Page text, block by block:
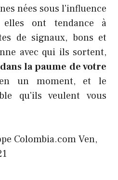
nées sous l'influence
ont tendance à
de signaux, bons et
avec qui ils sortent,
la paume de votre
un moment, et le
qu'ils veulent vous
Colombia.comVen,